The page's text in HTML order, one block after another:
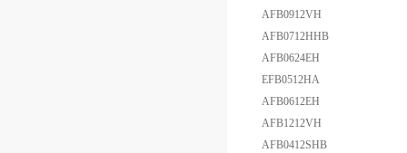
AFB0912VH
AFB0712HHB
AFB0624EH
EFB0512HA
AFB0612EH
AFB1212VH
AFB0412SHB